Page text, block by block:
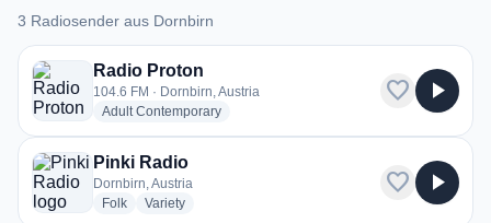
3 Radiosender aus Dornbirn
3 Radiosender aus Dornbirn
Radio Proton
104.6 FM · Dornbirn, Austria
Adult Contemporaryradio stations
favorite play_arrow
Pinki Radio
Dornbirn, Austria
Folkradio stations
Varietyradio stations
favorite play_arrow